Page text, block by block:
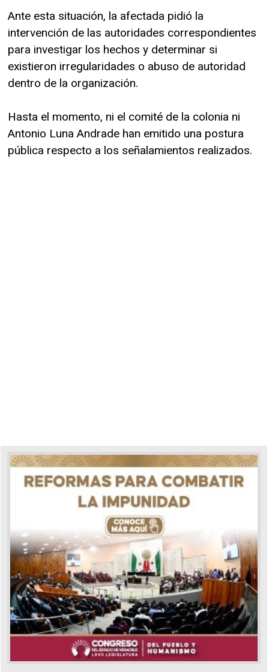
Ante esta situación, la afectada pidió la
intervención de las autoridades correspondientes
para investigar los hechos y determinar si
existieron irregularidades o abuso de autoridad
dentro de la organización.
Hasta el momento, ni el comité de la colonia ni
Antonio Luna Andrade han emitido una postura
pública respecto a los señalamientos realizados.